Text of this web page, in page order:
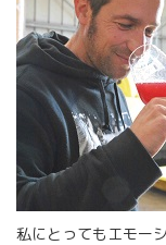
私にとってもエモー